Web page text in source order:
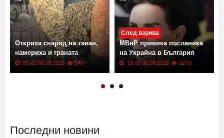
Откриха снаряд на таван,
намериха и граната
20:42 08.08.2026 545
След взрива
МВнР привика посланика
на Украйна в България
19:33 08.08.2026 2273
Последни новини